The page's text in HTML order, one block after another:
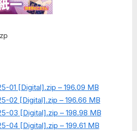
01 [Digital].zip – 196.09 MB
02 [Digital].zip – 196.66 MB
03 [Digital].zip – 198.98 MB
04 [Digital].zip – 199.61 MB